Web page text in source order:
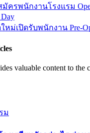
ครพนักงานโรงแรม
Day
หม่เปิดรับพนักงาน Pre-
valuable content to the
ม